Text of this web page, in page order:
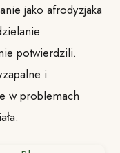
jako afrodyzjaka
potwierdzili.
i
w problemach